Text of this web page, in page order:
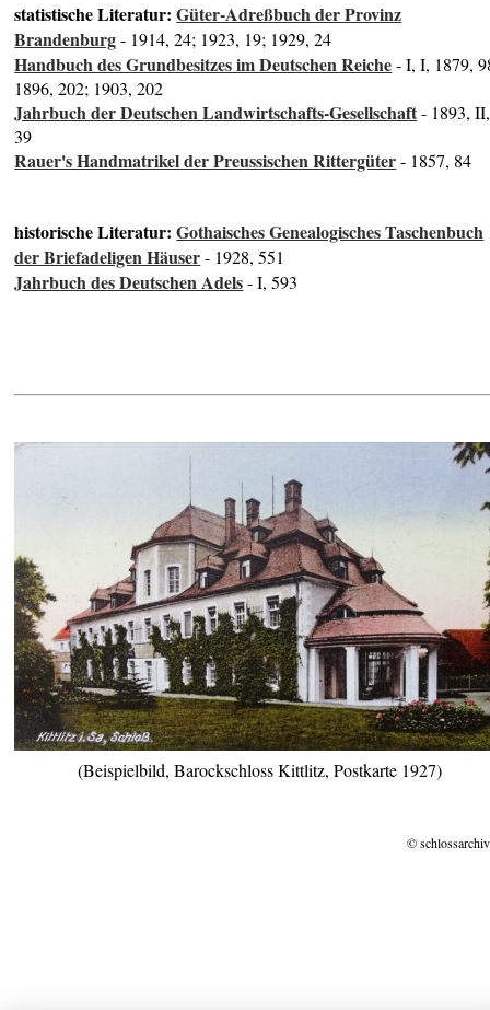
statistische Literatur:Güter-Adreßbuch der Provinz
Brandenburg- 1914, 24; 1923, 19; 1929, 24
Handbuch des Grundbesitzes im Deutschen Reiche- I, I, 1879,
1896, 202; 1903, 202
Jahrbuch der Deutschen Landwirtschafts-Gesellschaft- 1893, II,
39
Rauer's Handmatrikel der Preussischen Rittergüter- 1857, 84
historische Literatur:Gothaisches Genealogisches Taschenbuch
der Briefadeligen Häuser- 1928, 551
Jahrbuch des Deutschen Adels- I, 593
(Beispielbild, Barockschloss Kittlitz, Postkarte 1927)
©